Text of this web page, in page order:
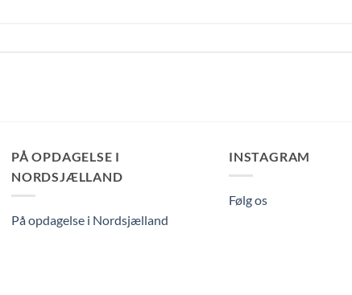
PÅ OPDAGELSE I
NORDSJÆLLAND
På opdagelse i Nordsjælland
INSTAGRAM
Følg os